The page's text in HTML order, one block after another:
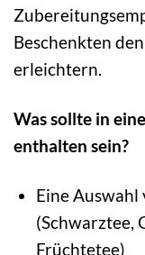
Beschenkten
erleichtern.
Was sollte in
enthalten sein?
Eine Auswahl
(Schwarztee,
Früchtetee)